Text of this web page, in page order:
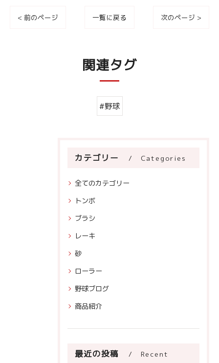
< 前のページ 一覧に戻る 次のページ >
関連タグ
#野球
カテゴリー Categories
全てのカテゴリー
トンボ
ブラシ
レーキ
砂
ローラー
野球ブログ
商品紹介
最近の投稿
Recent